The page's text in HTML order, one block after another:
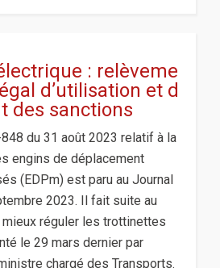
: relèveme
d’utilisation et d
des sanctions
du 31 août 2023 relatif à la
engins de déplacement
(EDPm) est paru au Journal
2023. Il fait suite au
mieux réguler les trottinettes
le 29 mars dernier par
chargé des Transports.